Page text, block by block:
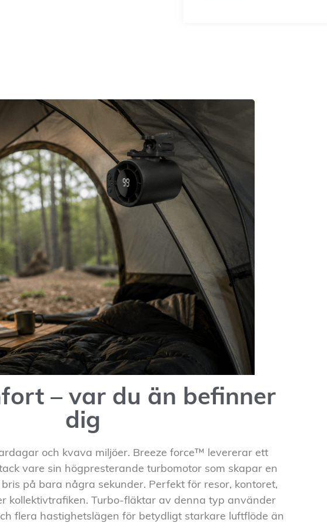
– var du än befinner
dig
och kvava miljöer. Breeze force™ levererar ett
vare sin högpresterande turbomotor som skapar en
på bara några sekunder. Perfekt för resor, kontoret,
kollektivtrafiken. Turbo-fläktar av denna typ använder
flera hastighetslägen för betydligt starkare luftflöde än